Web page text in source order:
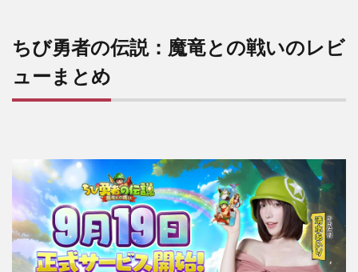
ちび勇者の伝説：魔竜との戦いのレビ
ューまとめ